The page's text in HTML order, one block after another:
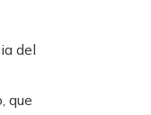
del
que